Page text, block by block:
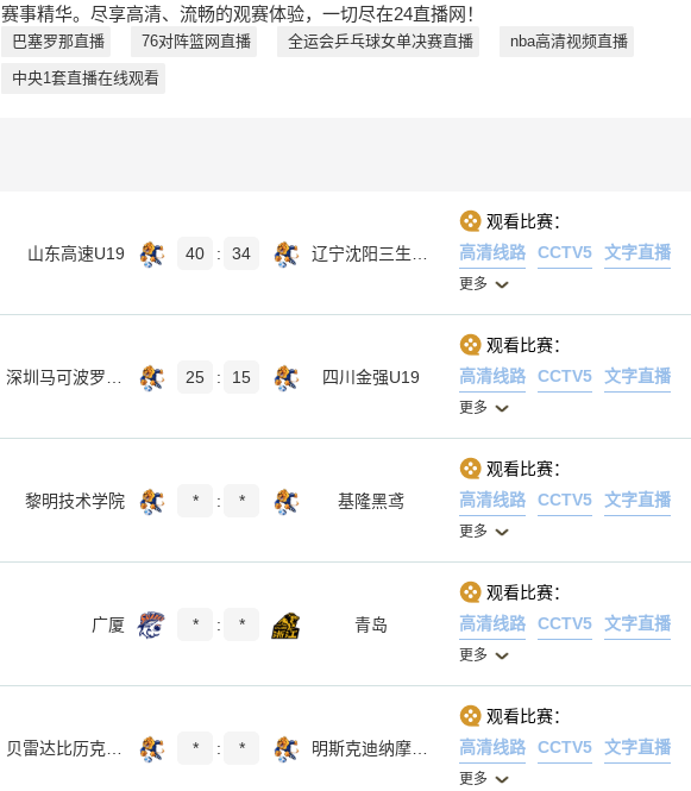
赛事精华。尽享高清、流畅的观赛体验，一切尽在24直播网！
巴塞罗那直播 76对阵篮网直播 全运会乒乓球女单决赛直播 nba高清视频直播
中央1套直播在线观看
山东高速U19 40 : 34
观看比赛：
高清线路
CCTV5 文字直播
更多
25 : 15 四川金强U19
观看比赛：
高清线路
CCTV5 文字直播
更多
黎明技术学院 * : * 基隆黑鸢
观看比赛：
高清线路
CCTV5 文字直播
更多
广厦 * : * 青岛
观看比赛：
高清线路
CCTV5 文字直播
更多
* : *
观看比赛：
高清线路
CCTV5 文字直播
更多